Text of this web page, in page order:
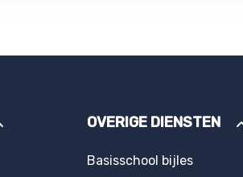
OVERIGE DIENSTEN
Basisschool bijles